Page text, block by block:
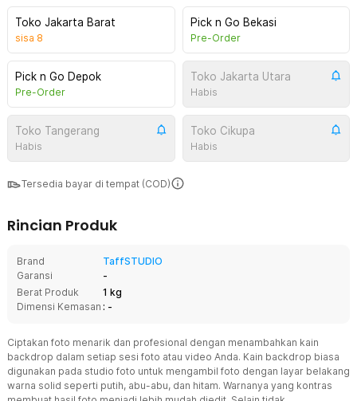
Toko Jakarta Barat
sisa 8
Pick n Go Bekasi
Pre-Order
Pick n Go Depok
Pre-Order
Toko Jakarta Utara
Habis
Toko Tangerang
Habis
Toko Cikupa
Habis
Tersedia bayar di tempat (COD)
Rincian Produk
Brand
TaffSTUDIO
Garansi
-
Berat Produk
1 kg
Dimensi Kemasan : -
Ciptakan foto menarik dan profesional dengan menambahkan kain
backdrop dalam setiap sesi foto atau video Anda. Kain backdrop biasa
digunakan pada studio foto untuk mengambil foto dengan layar belakang
warna solid seperti putih, abu-abu, dan hitam. Warnanya yang kontras